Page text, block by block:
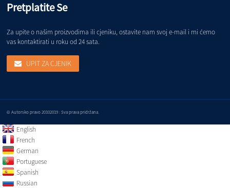
Pretplatite Se
Za upite o našim proizvodima ili cjeniku, ostavite nam svoj e-mail i mi ćemo
vas kontaktirati u roku od 24 sata.
UPIT ZA CJENIK
© Autorsko pravo 20102019 : Sva prava pridržana.
English
French
German
Portuguese
Spanish
Russian